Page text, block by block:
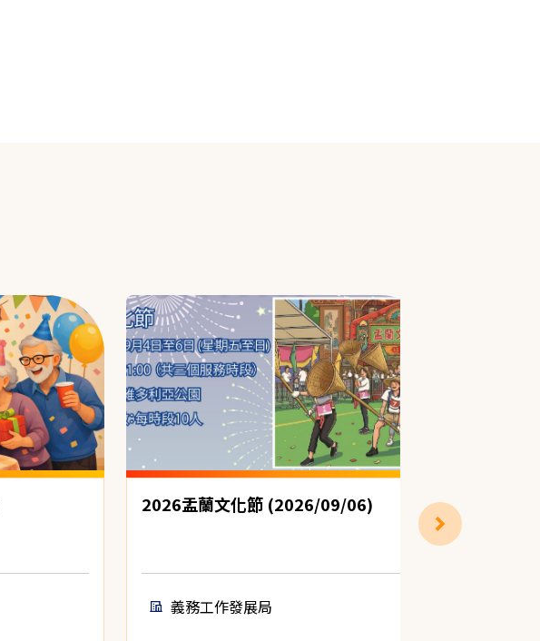
2026盂蘭文化節 (2026/09/06)
義務工作發展局